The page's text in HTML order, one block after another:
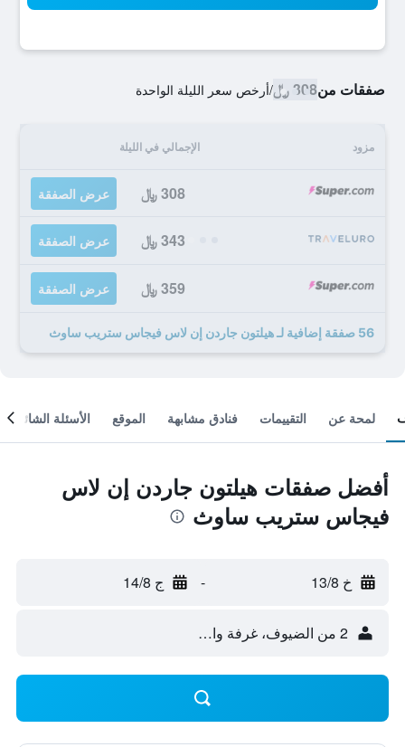
صفقات من308 ﷼ /أرخص سعر الليلة الواحدة
مزود الإجمالي في الليلة
308 ﷼ عرض الصفقة
343 ﷼ عرض الصفقة
359 ﷼ عرض الصفقة
56 صفقة إضافية لـ هيلتون جاردن إن لاس فيجاس ستريب ساوث
لمحة عن التقييمات فنادق مشابهة الموقع الأسئلة الشائعة
أفضل صفقات هيلتون جاردن إن لاس
فيجاس ستريب ساوث
خ 13/8 - ج 14/8
2 من الضيوف، غرفة واحدة